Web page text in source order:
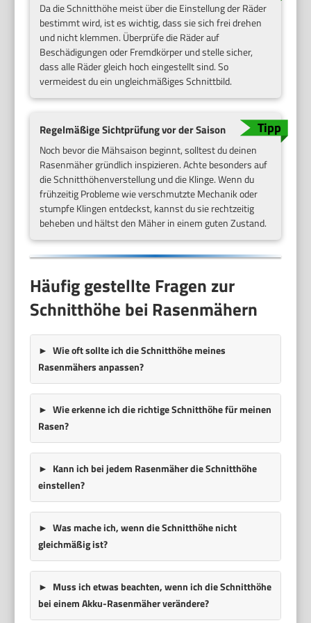
Da die Schnitthöhe meist über die Einstellung der Räder
bestimmt wird, ist es wichtig, dass sie sich frei drehen
und nicht klemmen. Überprüfe die Räder auf
Beschädigungen oder Fremdkörper und stelle sicher,
dass alle Räder gleich hoch eingestellt sind. So
vermeidest du ein ungleichmäßiges Schnittbild.
Regelmäßige Sichtprüfung vor der Saison
Noch bevor die Mähsaison beginnt, solltest du deinen
Rasenmäher gründlich inspizieren. Achte besonders auf
die Schnitthöhenverstellung und die Klinge. Wenn du
frühzeitig Probleme wie verschmutzte Mechanik oder
stumpfe Klingen entdeckst, kannst du sie rechtzeitig
beheben und hältst den Mäher in einem guten Zustand.
Häufig gestellte Fragen zur
Schnitthöhe bei Rasenmähern
Wie oft sollte ich die Schnitthöhe meines
Rasenmähers anpassen?
Wie erkenne ich die richtige Schnitthöhe für meinen
Rasen?
Kann ich bei jedem Rasenmäher die Schnitthöhe
einstellen?
Was mache ich, wenn die Schnitthöhe nicht
gleichmäßig ist?
Muss ich etwas beachten, wenn ich die Schnitthöhe
bei einem Akku-Rasenmäher verändere?